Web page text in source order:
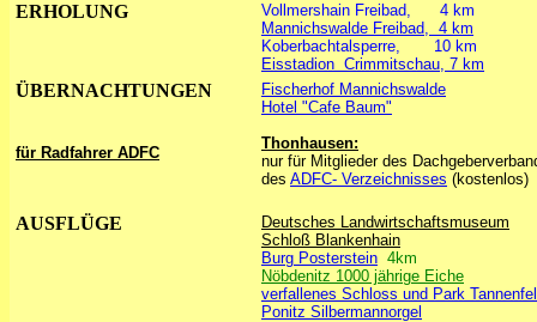
ERHOLUNG
Vollmershain Freibad, 4 km
Mannichswalde Freibad, 4 km
Koberbachtalsperre, 10 km
Eisstadion Crimmitschau, 7 km
ÜBERNACHTUNGEN
für Radfahrer ADFC
Fischerhof Mannichswalde
Hotel "Cafe Baum"
Thonhausen:
nur für Mitglieder des
des ADFC- Verzeichnisses (kostenlos)
AUSFLÜGE
Deutsches Landwirtschaftsmuseum
Schloß Blankenhain
Burg Posterstein 4km
Nöbdenitz 1000 jährige Eiche
verfallenes Schloss und Park
Ponitz Silbermannorgel